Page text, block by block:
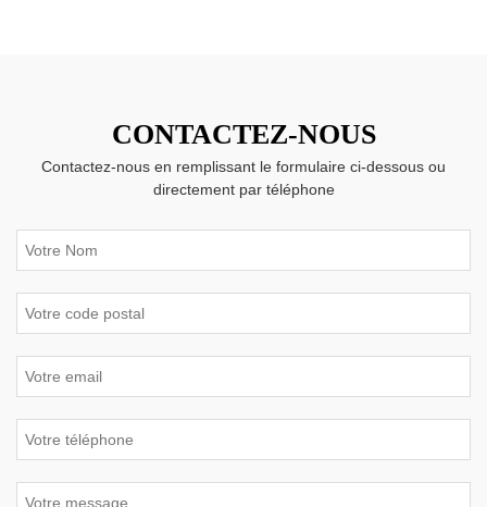
CONTACTEZ-NOUS
Contactez-nous en remplissant le formulaire ci-dessous ou
directement par téléphone